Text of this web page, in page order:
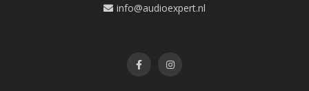
info@audioexpert.nl